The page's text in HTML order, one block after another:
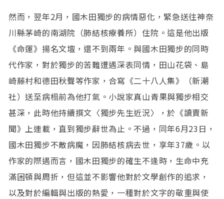
然而，翌年2月，國木田獨步的病情惡化，緊急送往神奈
川縣茅崎的南湖院（肺結核療養所）住院。這是他出版
《命運》揚名文壇，還不到兩年。與國木田獨步的同時
代作家，對於獨步的苦難遭遇深表同情，田山花袋、島
崎藤村和德田秋聲等作家，合寫《二十八人集》（新潮
社）送至病榻前為他打氣。小說家真山青果與獨步相交
甚深，此時他持續撰文〈獨步先生近況〉，於《讀賣新
聞》上連載，直到獨步辭世為止。不過，同年6月23日，
國木田獨步不敵病魔，因肺結核病去世，享年37歲。以
作家的際遇而言，國木田獨步的確生不逢時，生命中充
滿困頓與周折，但這並不影響他對於文學創作的追求，
以及對於編輯與出版的熱愛，一種對於文字的敬重與使